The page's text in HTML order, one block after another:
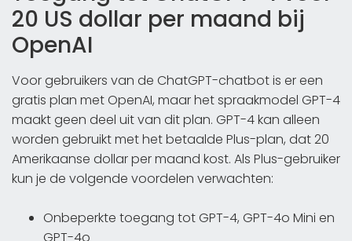
20 US dollar per maand bij
OpenAI
Voor gebruikers van de ChatGPT-chatbot is er een
gratis plan met OpenAI, maar het spraakmodel GPT-4
maakt geen deel uit van dit plan. GPT-4 kan alleen
worden gebruikt met het betaalde Plus-plan, dat 20
Amerikaanse dollar per maand kost. Als Plus-gebruiker
kun je de volgende voordelen verwachten:
Onbeperkte toegang tot GPT-4, GPT-4o Mini en